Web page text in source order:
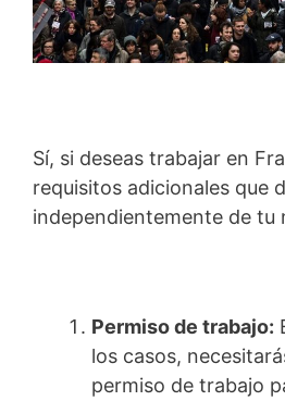
Sí, si deseas trabajar en
requisitos adicionales que
independientemente de tu
Permiso de trabajo:
los casos,
permiso de trabajo